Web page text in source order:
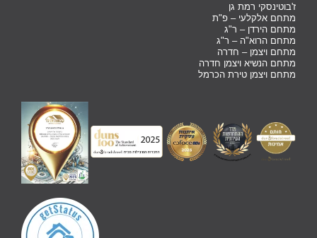
ז'בוטינסקי רמת גן
מתחם אלקלעי – פ"ת
מתחם הירדן – ר"ג
מתחם הרוא"ה – ר"ג
מתחם ויצמן – חדרה
מתחם הנשיא ויצמן חדרה
מתחם ויצמן טירת הכרמל